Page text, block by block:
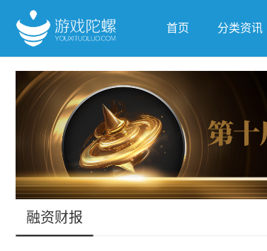
首页 分类资讯
抢滩全球 人工智能
跨界Talk
融资财报